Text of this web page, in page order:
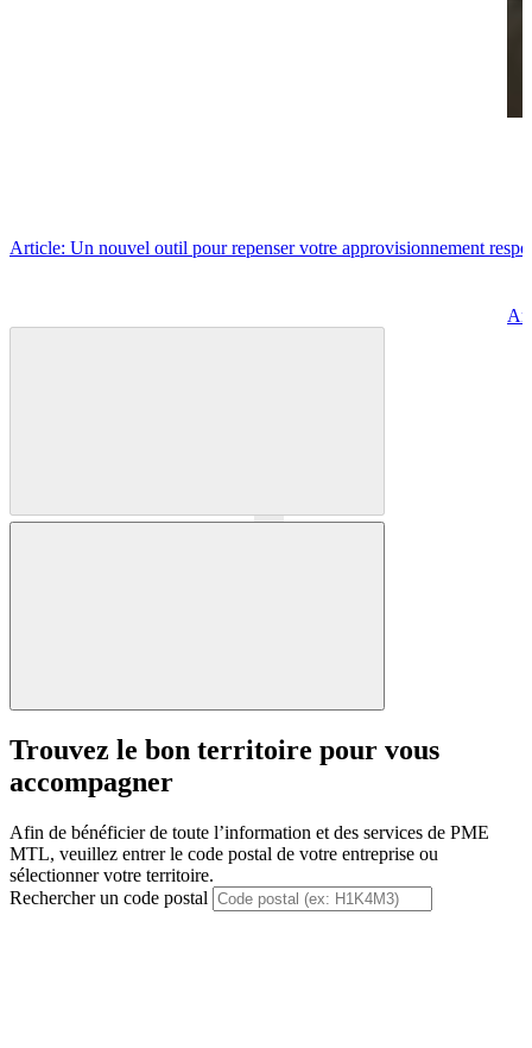
Article: Un nouvel outil pour repenser votre approvisionnement
Précédent
Trouvez le bon territoire pour vous
accompagner
Afin de bénéficier de toute l’information et des services de PME
MTL, veuillez entrer le code postal de votre entreprise ou
sélectionner votre territoire.
Rechercher un code postal